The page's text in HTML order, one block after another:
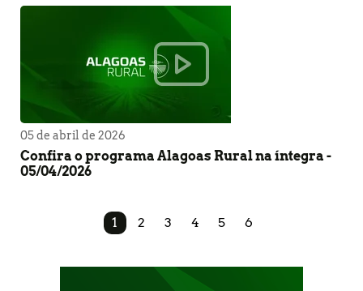
05 de abril de 2026
Confira o programa Alagoas Rural na íntegra -
05/04/2026
1 2 3 4 5 6